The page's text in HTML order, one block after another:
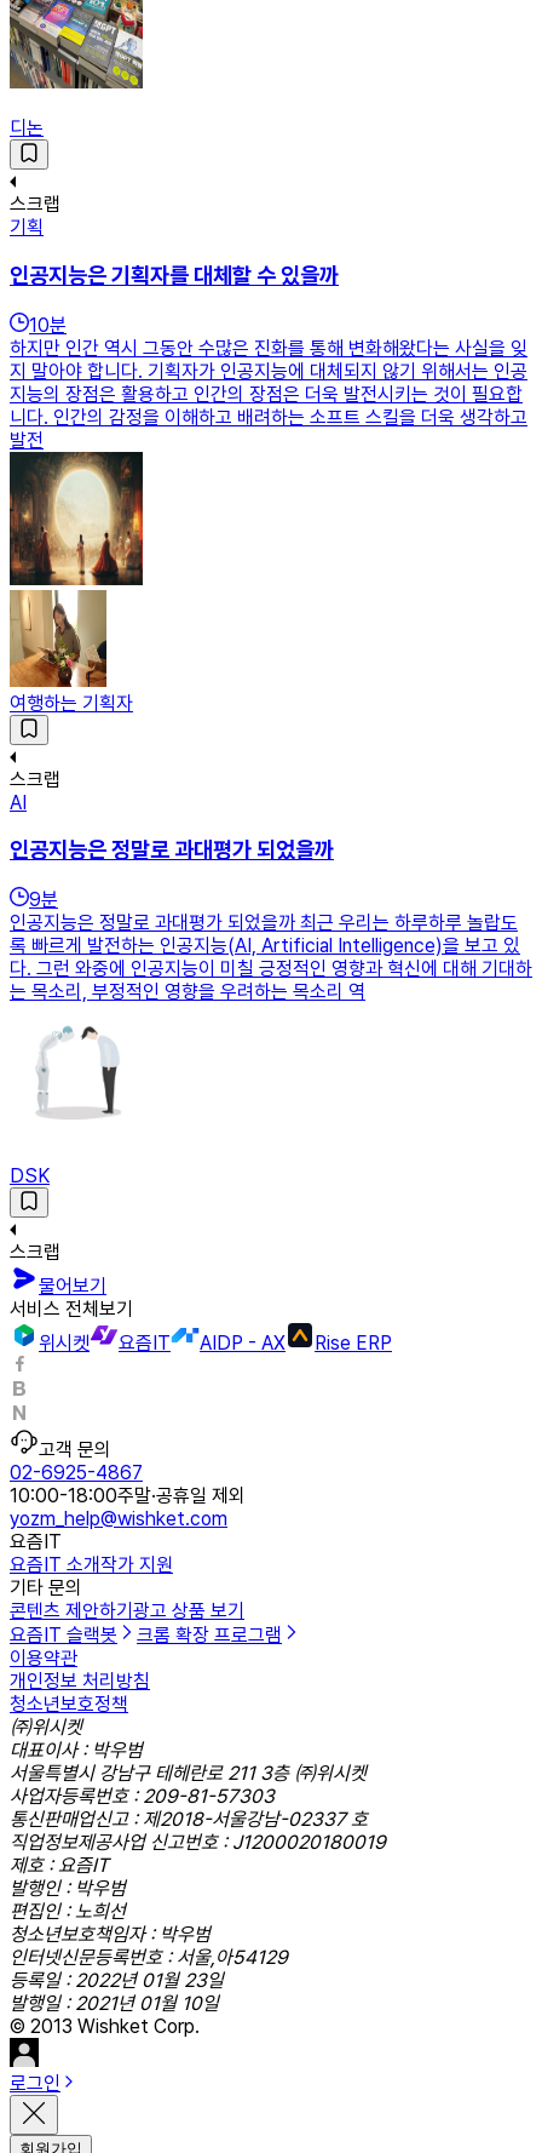
디논
스크랩
기획
인공지능은 기획자를 대체할 수 있을까
10분
하지만 인간 역시 그동안 수많은 진화를 통해 변화해왔다는 사실을 잊
지 말아야 합니다. 기획자가 인공지능에 대체되지 않기 위해서는 인공
지능의 장점은 활용하고 인간의 장점은 더욱 발전시키는 것이 필요합
니다. 인간의 감정을 이해하고 배려하는 소프트 스킬을 더욱 생각하고
발전
여행하는 기획자
스크랩
AI
인공지능은 정말로 과대평가 되었을까
9분
인공지능은 정말로 과대평가 되었을까 최근 우리는 하루하루 놀랍도
록 빠르게 발전하는 인공지능(AI, Artificial Intelligence)을 보고 있
다. 그런 와중에 인공지능이 미칠 긍정적인 영향과 혁신에 대해 기대하
는 목소리, 부정적인 영향을 우려하는 목소리 역
DSK
스크랩
물어보기
서비스 전체보기
위시켓
요즘IT AIDP - AX Rise ERP
고객 문의
02-6925-4867
10:00-18:00주말·공휴일 제외
yozm_help@wishket.com
요즘IT
요즘IT 소개작가 지원
기타 문의
콘텐츠 제안하기 광고 상품 보기
요즘IT 슬랙봇
크롬 확장 프로그램
이용약관
개인정보 처리방침
청소년보호정책
㈜위시켓
대표이사 : 박우범
서울특별시 강남구 테헤란로 211 3층 ㈜위시켓
사업자등록번호 : 209-81-57303
통신판매업신고 : 제2018-서울강남-02337 호
직업정보제공사업 신고번호 : J1200020180019
제호 : 요즘IT
발행인 : 박우범
편집인 : 노희선
청소년보호책임자 : 박우범
인터넷신문등록번호 : 서울,아54129
등록일 : 2022년 01월 23일
발행일 : 2021년 01월 10일
© 2013 Wishket Corp.
로그인
회원가입